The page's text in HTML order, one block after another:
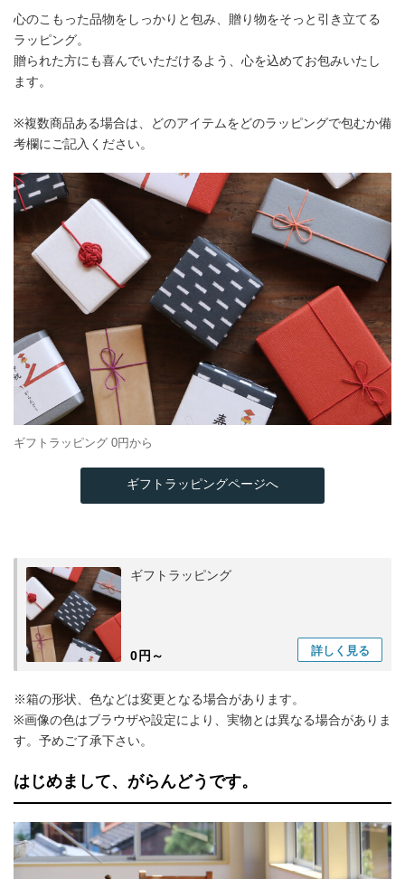
心のこもった品物をしっかりと包み、贈り物をそっと引き立てる
ラッピング。
贈られた方にも喜んでいただけるよう、心を込めてお包みいたし
ます。
※複数商品ある場合は、どのアイテムをどのラッピングで包むか備
考欄にご記入ください。
ギフトラッピング 0円から
ギフトラッピングページへ
ギフトラッピング
0円～ 詳しく 見る
※箱の形状、色などは変更となる場合があります。
※画像の色はブラウザや設定により、実物とは異なる場合がありま
す。予めご了承下さい。
はじめまして、がらんどうです。